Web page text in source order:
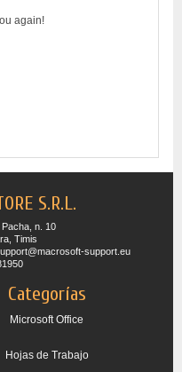
again!
S.R.L.
n. 10
Timis
support.eu
Categorías
Microsoft Office
Hojas de Trabajo